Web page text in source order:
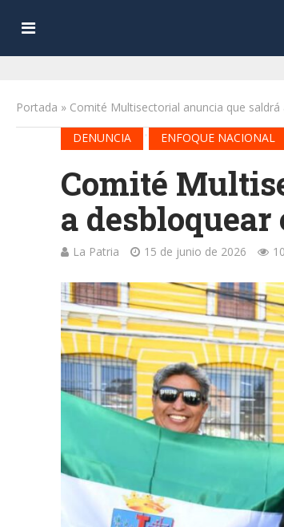
Portada » Comité Multisectorial anuncia que
DENUNCIA
ENFOQUE NACIONAL
Comité
a
La Patria 15 de junio de 2026